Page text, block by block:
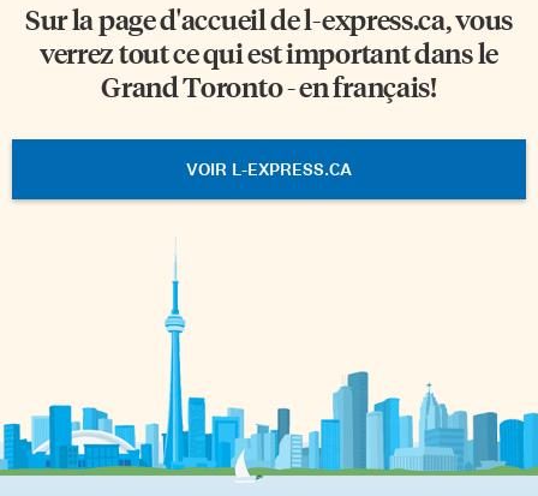
Sur la page d'accueil del-express.ca, vous
verrez tout ce qui est important dans le
Grand Toronto - en français!
VOIR L-EXPRESS.CA